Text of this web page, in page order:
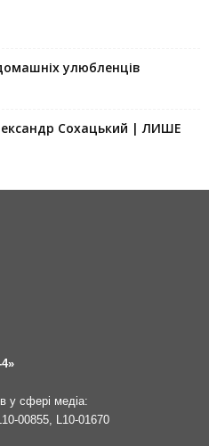
улюбленців
Сохацький | ЛИШЕ
у сфері медіа:
00855, L10-01670